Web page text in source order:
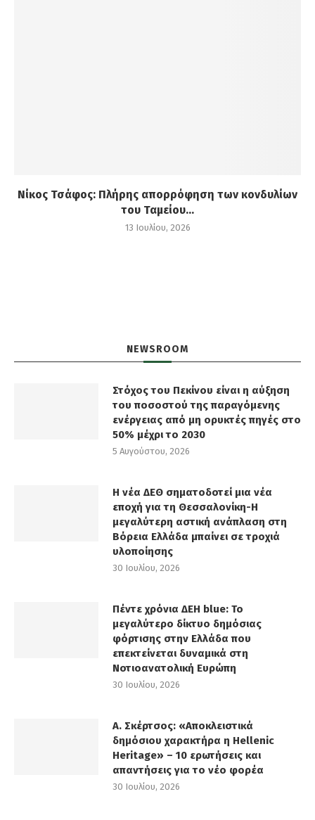
Νίκος Τσάφος: Πλήρης απορρόφηση των κονδυλίων
του Ταμείου...
13 Ιουλίου, 2026
NEWSROOM
Στόχος του Πεκίνου είναι η αύξηση
του ποσοστού της παραγόμενης
ενέργειας από μη ορυκτές πηγές στο
50% μέχρι το 2030
5 Αυγούστου, 2026
Η νέα ΔΕΘ σηματοδοτεί μια νέα
εποχή για τη Θεσσαλονίκη-Η
μεγαλύτερη αστική ανάπλαση στη
Βόρεια Ελλάδα μπαίνει σε τροχιά
υλοποίησης
30 Ιουλίου, 2026
Πέντε χρόνια ΔΕΗ blue: Το
μεγαλύτερο δίκτυο δημόσιας
φόρτισης στην Ελλάδα που
επεκτείνεται δυναμικά στη
Νοτιοανατολική Ευρώπη
30 Ιουλίου, 2026
Α. Σκέρτσος: «Αποκλειστικά
δημόσιου χαρακτήρα η Hellenic
Heritage» – 10 ερωτήσεις και
απαντήσεις για το νέο φορέα
30 Ιουλίου, 2026